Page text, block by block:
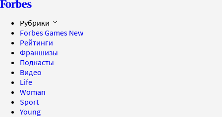
Рубрики
Forbes Games New
Рейтинги
Франшизы
Подкасты
Видео
Life
Woman
Sport
Young